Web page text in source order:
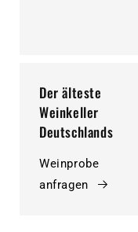
Der älteste
Weinkeller
Deutschlands
Weinprobe
anfragen